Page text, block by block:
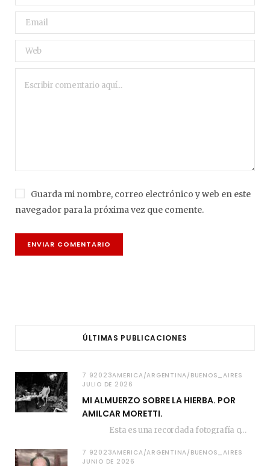
Guarda mi nombre, correo electrónico y web en este
navegador para la próxima vez que comente.
ÚLTIMAS PUBLICACIONES
7 92023AMERICA/ARGENTINA/BUENOS_AIRES
JULIO DE 2026
MI ALMUERZO SOBRE LA HIERBA. POR
AMILCAR MORETTI.
Esta es una recordada fotografía que registré…
7 92023AMERICA/ARGENTINA/BUENOS_AIRES
JUNIO DE 2026